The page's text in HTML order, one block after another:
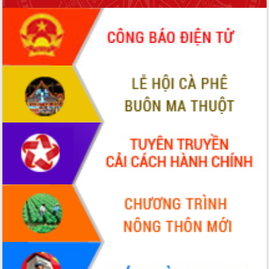
Hội thảo góp ý hồ sơ điều chỉnh quy
hoạch tỉnh Đắk Lắk thời kỳ 2021-2030,
tầm nhìn đến năm 2050
Nâng cao hiệu quả hoạt động của các
doanh nghiệp nhà nước
Hội nghị triển khai kết nối mạng
truyền số liệu chuyên dùng phục vụ cơ
quan Đảng, Nhà nước
Lễ phát động chuỗi hoạt động chung
tay làm sạch môi trường
Xã Ea Kar bước chuyển mình trong
công tác cải cách hành chính mô hình
mới
UBND tỉnh họp báo định kỳ tháng 4
năm 2026
Hội thảo khoa học “Giải pháp thúc đẩy
phát triển nền kinh tế xanh tại tỉnh
Đắk Lắk”
Tăng cường giám sát, đôn đốc thực
hiện nhiệm vụ quản lý tài sản công
hàng tuần